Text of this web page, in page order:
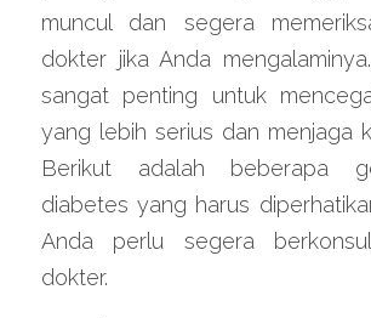
muncul dan segera
dokter jika Anda
sangat penting untuk
yang lebih serius dan menjaga
Berikut adalah beberapa
diabetes yang harus
Anda perlu segera
dokter.